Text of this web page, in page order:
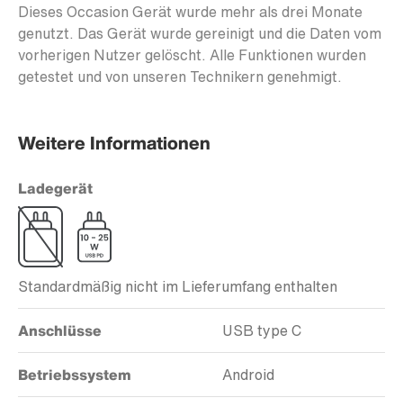
Dieses Occasion Gerät wurde mehr als drei Monate
genutzt. Das Gerät wurde gereinigt und die Daten vom
vorherigen Nutzer gelöscht. Alle Funktionen wurden
getestet und von unseren Technikern genehmigt.
Weitere Informationen
Ladegerät
Standardmäßig nicht im Lieferumfang enthalten
Anschlüsse USB type C
Betriebssystem Android